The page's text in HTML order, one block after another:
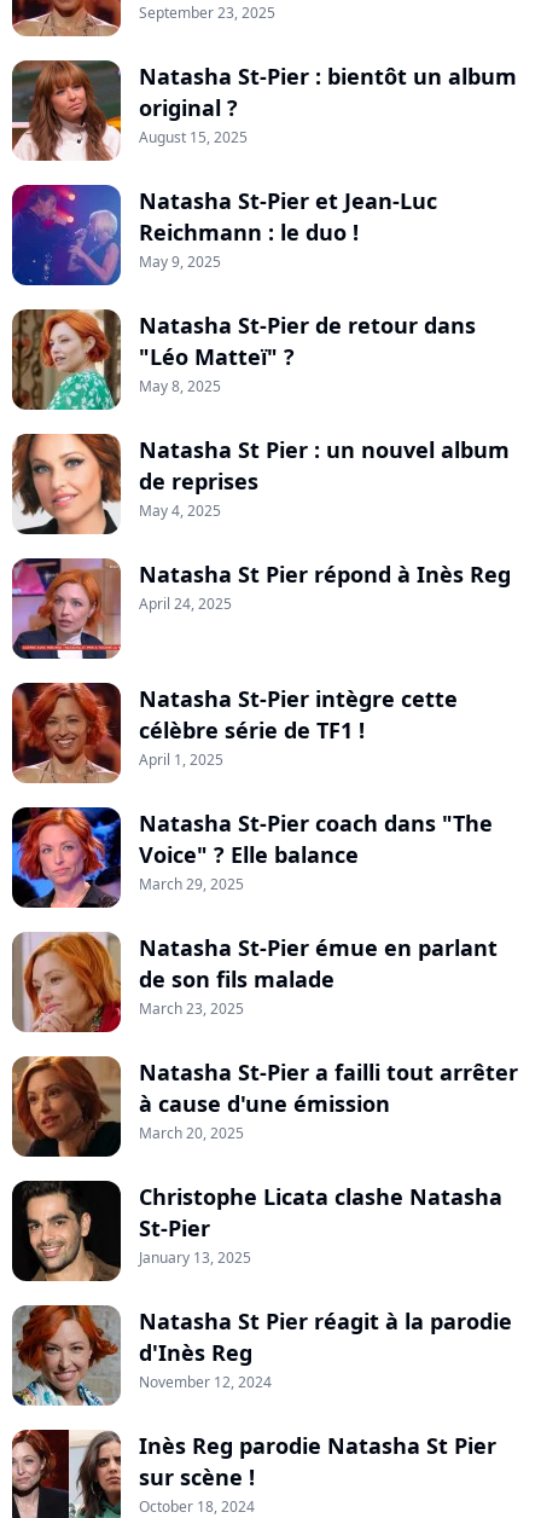
September 23, 2025
Natasha St-Pier : bientôt un album
original ?
August 15, 2025
Natasha St-Pier et Jean-Luc
Reichmann : le duo !
May 9, 2025
Natasha St-Pier de retour dans
"Léo Matteï" ?
May 8, 2025
Natasha St Pier : un nouvel album
de reprises
May 4, 2025
Natasha St Pier répond à Inès Reg
April 24, 2025
Natasha St-Pier intègre cette
célèbre série de TF1 !
April 1, 2025
Natasha St-Pier coach dans "The
Voice" ? Elle balance
March 29, 2025
Natasha St-Pier émue en parlant
de son fils malade
March 23, 2025
Natasha St-Pier a failli tout arrêter
à cause d'une émission
March 20, 2025
Christophe Licata clashe Natasha
St-Pier
January 13, 2025
Natasha St Pier réagit à la parodie
d'Inès Reg
November 12, 2024
Inès Reg parodie Natasha St Pier
sur scène !
October 18, 2024